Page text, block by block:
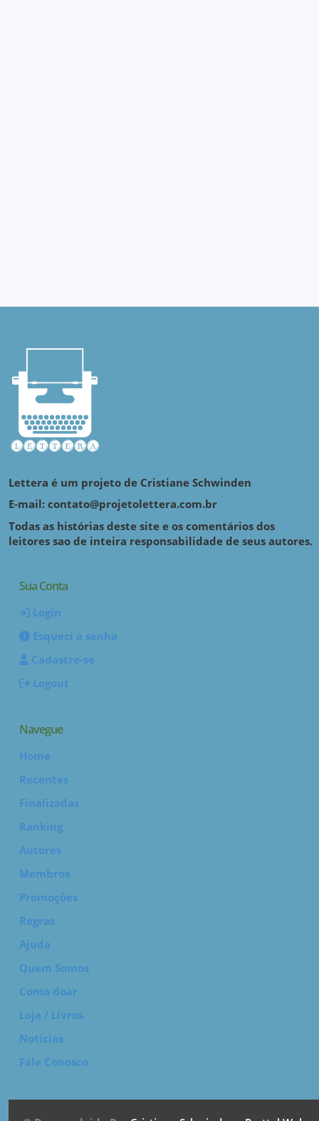
Lettera é um projeto de Cristiane Schwinden
E-mail: contato@projetolettera.com.br
Todas as histórias deste site e os comentários dos
leitores sao de inteira responsabilidade de seus autores.
Sua Conta
Login
Esqueci a senha
Cadastre-se
Logout
Navegue
Home
Recentes
Finalizadas
Ranking
Autores
Membros
Promoções
Regras
Ajuda
Quem Somos
Como doar
Loja / Livros
Notícias
Fale Conosco